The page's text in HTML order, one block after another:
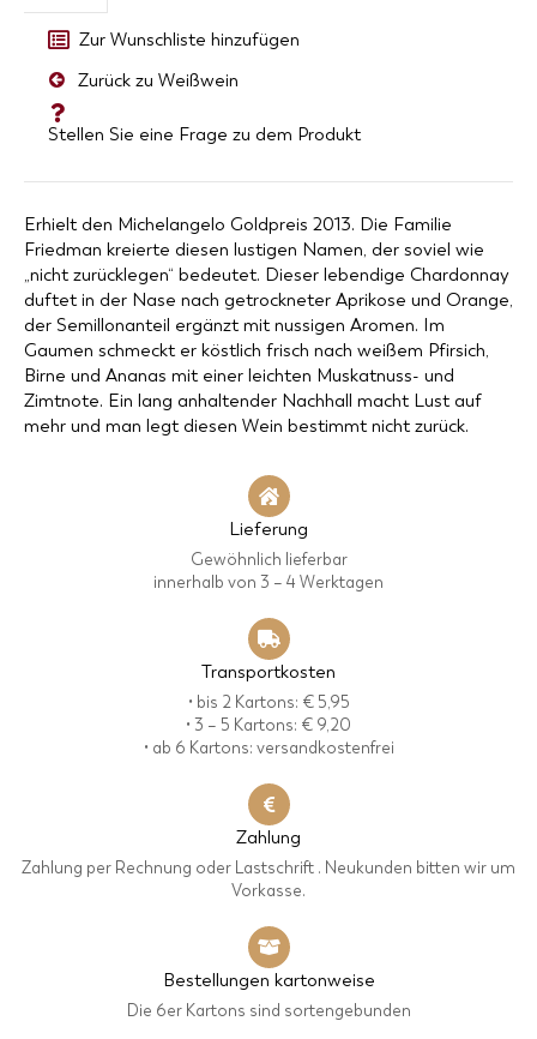
Zur Wunschliste hinzufügen
Zurück zu Weißwein
Stellen Sie eine Frage zu dem Produkt
Erhielt den Michelangelo Goldpreis 2013. Die Familie
Friedman kreierte diesen lustigen Namen, der soviel wie
„nicht zurücklegen“ bedeutet. Dieser lebendige Chardonnay
duftet in der Nase nach getrockneter Aprikose und Orange,
der Semillonanteil ergänzt mit nussigen Aromen. Im
Gaumen schmeckt er köstlich frisch nach weißem Pfirsich,
Birne und Ananas mit einer leichten Muskatnuss- und
Zimtnote. Ein lang anhaltender Nachhall macht Lust auf
mehr und man legt diesen Wein bestimmt nicht zurück.
Lieferung
Gewöhnlich lieferbar
innerhalb von 3 – 4 Werktagen
Transportkosten
• bis 2 Kartons: € 5,95
• 3 – 5 Kartons: € 9,20
• ab 6 Kartons: versandkostenfrei
Zahlung
Zahlung per Rechnung oder Lastschrift . Neukunden bitten wir um
Vorkasse.
Bestellungen kartonweise
Die 6er Kartons sind sortengebunden